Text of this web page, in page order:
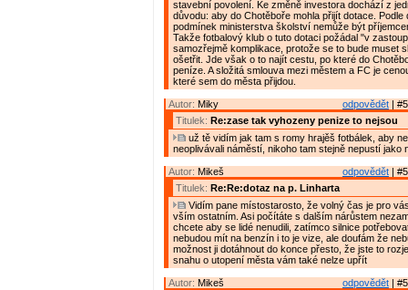
stavební povolení. Ke změně investora dochází z
důvodu: aby do Chotěboře mohla přijít dotace. Podle
podmínek ministerstva školství nemůže být
Takže fotbalový klub o tuto dotaci požádal "v
samozřejmě komplikace, protože se to bude muset
ošetřit. Jde však o to najít cestu, po které do
peníze. A složitá smlouva mezi městem a FC je
které sem do města přijdou.
odpovědět |
Autor: Miky
Titulek: Re:zase tak vyhozeny penize to nejsou
už tě vidím jak tam s romy hrajěš fotbálek, aby
neoplivávali náměstí, nikoho tam stejně nepustí jako
odpovědět |
Autor: Mikeš
Titulek: Re:Re:dotaz na p. Linharta
Vidím pane místostarosto, že volný čas je pro
vším ostatním. Asi počítáte s dalším nárůstem
chcete aby se lidé nenudili, zatímco silnice
nebudou mít na benzín i to je vize, ale doufám že
možnost ji dotáhnout do konce přesto, že jste to
snahu o utopení města vám také nelze upřít
odpovědět |
Autor: Mikeš